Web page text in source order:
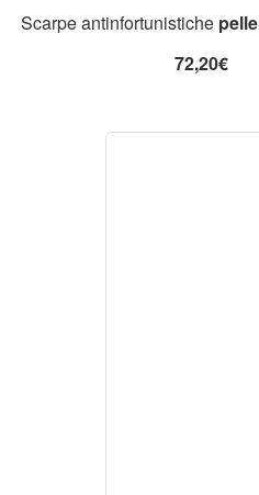
Scarpe antinfortunistiche pelle
72,20€